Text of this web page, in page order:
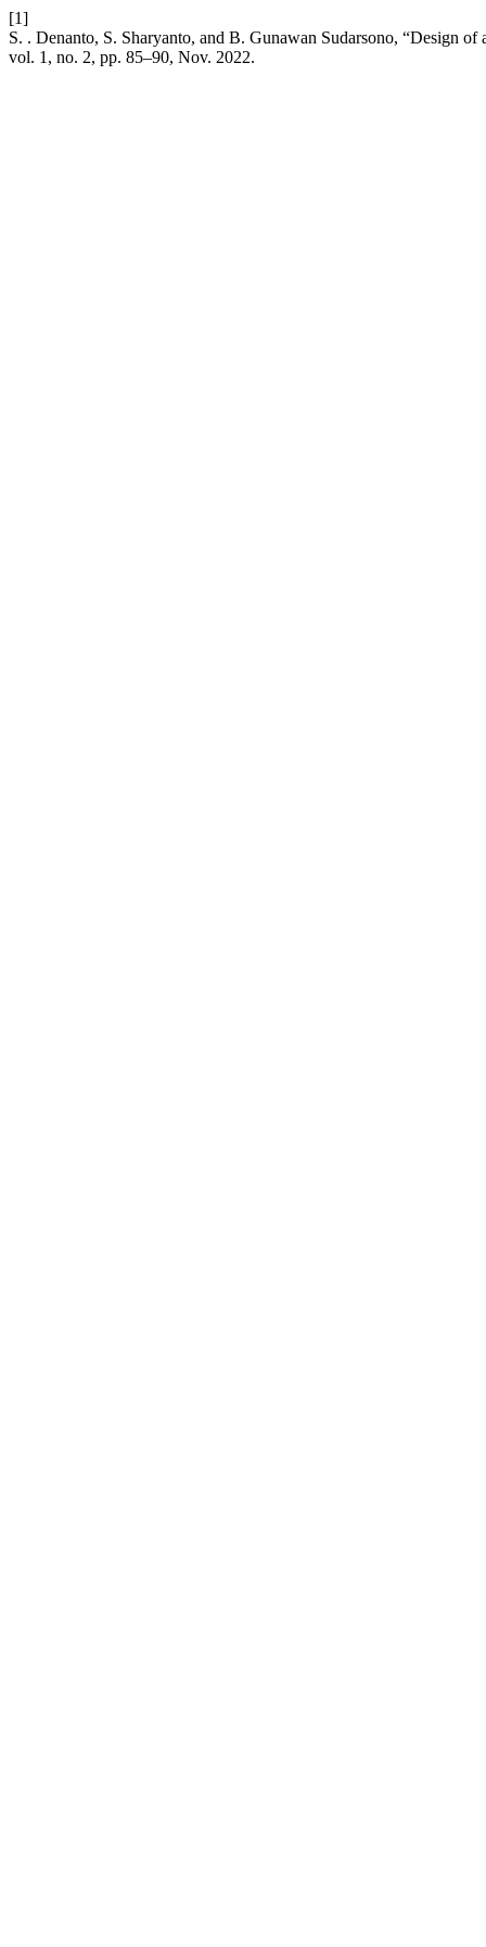
[1]
S. . Denanto, S. Sharyanto, and B. Gunawan Sudarsono, “Design
vol. 1, no. 2, pp. 85–90, Nov. 2022.